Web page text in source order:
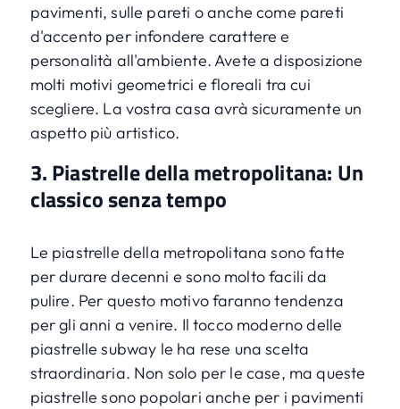
pavimenti, sulle pareti o anche come pareti
d'accento per infondere carattere e
personalità all'ambiente. Avete a disposizione
molti motivi geometrici e floreali tra cui
scegliere. La vostra casa avrà sicuramente un
aspetto più artistico.
3. Piastrelle della metropolitana: Un
classico senza tempo
Le piastrelle della metropolitana sono fatte
per durare decenni e sono molto facili da
pulire. Per questo motivo faranno tendenza
per gli anni a venire. Il tocco moderno delle
piastrelle subway le ha rese una scelta
straordinaria. Non solo per le case, ma queste
piastrelle sono popolari anche per i pavimenti